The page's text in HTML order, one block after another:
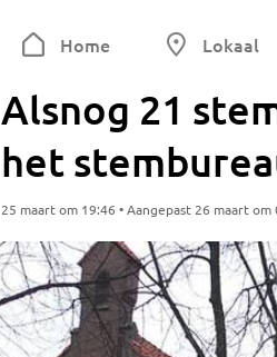
Home Lokaal
Alsnog 21
het
25 maart om 19:46 • Aangepast 26 maart om